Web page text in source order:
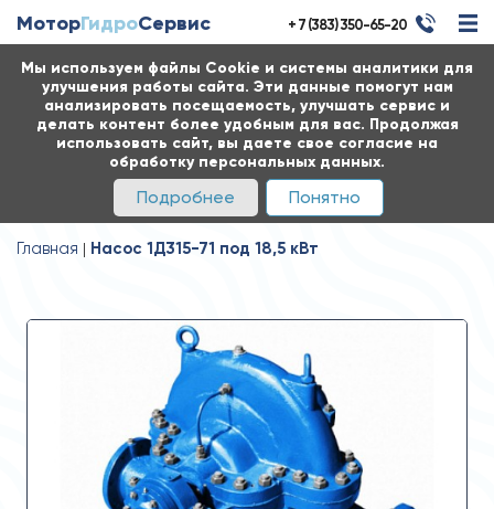
Мы используем файлы Cookie и системы аналитики для
улучшения работы сайта. Эти данные помогут нам
анализировать посещаемость, улучшать сервис и
делать контент более удобным для вас. Продолжая
использовать сайт, вы даете свое согласие на
обработку персональных данных.
Подробнее Понятно
МоторГидроСервис + 7 (383) 350-65-20
Главная Насос 1Д315-71 под 18,5 кВт